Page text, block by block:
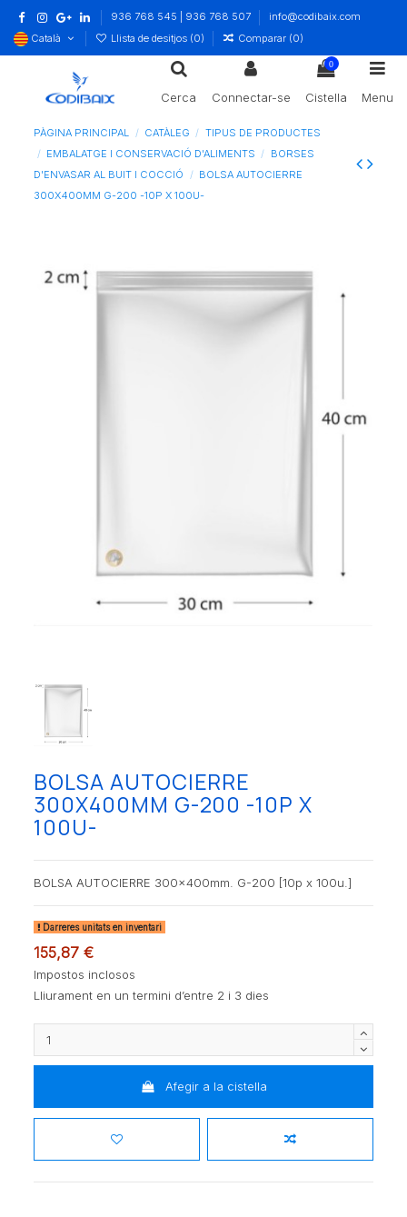
936 768 545 | 936 768 507
info@codibaix.com
Català
Llista de desitjos (0) Comparar (0)
Cerca Connectar-se
0
Cistella Menu
PÀGINA PRINCIPAL CATÀLEG
TIPUS DE PRODUCTES
EMBALATGE I CONSERVACIÓ D'ALIMENTS
BORSES
D'ENVASAR AL BUIT I COCCIÓ
BOLSA AUTOCIERRE
300X400MM G-200 -10P X 100U-
BOLSA AUTOCIERRE
300X400MM G-200 -10P X
100U-
BOLSA AUTOCIERRE 300x400mm. G-200 [10p x 100u.]
Darreres unitats en inventari
155,87 €
Impostos inclosos
Lliurament en un termini d’entre 2 i 3 dies
Afegir a la cistella